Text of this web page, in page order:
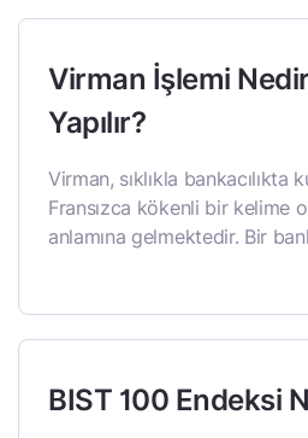
Virman İşlemi
Yapılır?
Virman, sıklıkla bankacılıkta
Fransızca kökenli bir kelime
anlamına gelmektedir. Bir
BIST 100 Endeksi